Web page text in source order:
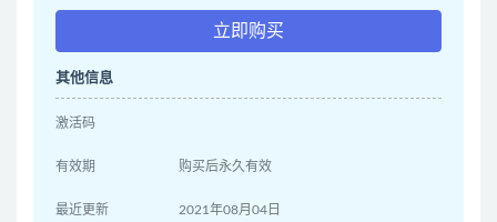
立即购买
其他信息
激活码
有效期 购买后永久有效
最近更新 2021年08月04日